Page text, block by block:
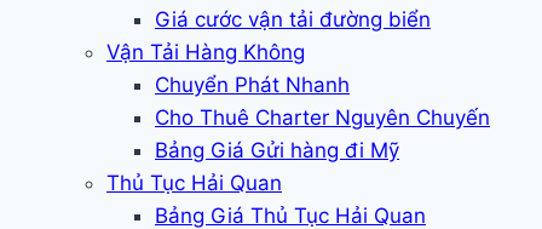
Giá cước vận tải đường biển
Vận Tải Hàng Không
Chuyển Phát Nhanh
Cho Thuê Charter Nguyên Chuyến
Bảng Giá Gửi hàng đi Mỹ
Thủ Tục Hải Quan
Bảng Giá Thủ Tục Hải Quan